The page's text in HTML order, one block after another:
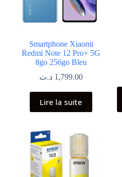
Smartphone Xiaomi
Redmi Note 12 Pro+ 5G
8go 256go Bleu
1,799.00 د.ت
Lire la suite